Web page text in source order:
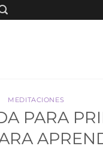
MEDITACIONES
PARA